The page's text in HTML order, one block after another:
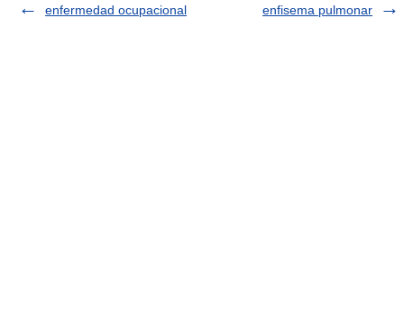
enfermedad ocupacional
enfisema pulmonar